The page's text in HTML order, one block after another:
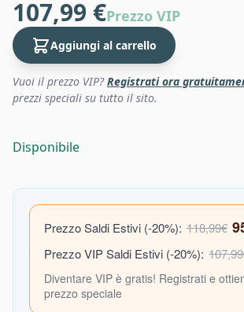
107,99 €Prezzo VIP
Aggiungi al carrello
Vuoi il prezzo VIP?Registrati ora
prezzi speciali su tutto il sito.
Disponibile
Prezzo Saldi Estivi (-20%): 118,99€
Prezzo VIP Saldi Estivi (-20%):
Diventare VIP è gratis! Registrati e
prezzo speciale